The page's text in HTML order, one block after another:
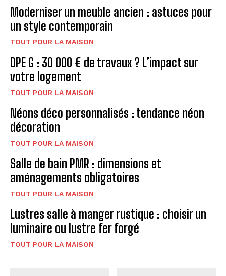
Moderniser un meuble ancien : astuces pour
un style contemporain
TOUT POUR LA MAISON
DPE G : 30 000 € de travaux ? L’impact sur
votre logement
TOUT POUR LA MAISON
Néons déco personnalisés : tendance néon
décoration
TOUT POUR LA MAISON
Salle de bain PMR : dimensions et
aménagements obligatoires
TOUT POUR LA MAISON
Lustres salle à manger rustique : choisir un
luminaire ou lustre fer forgé
TOUT POUR LA MAISON